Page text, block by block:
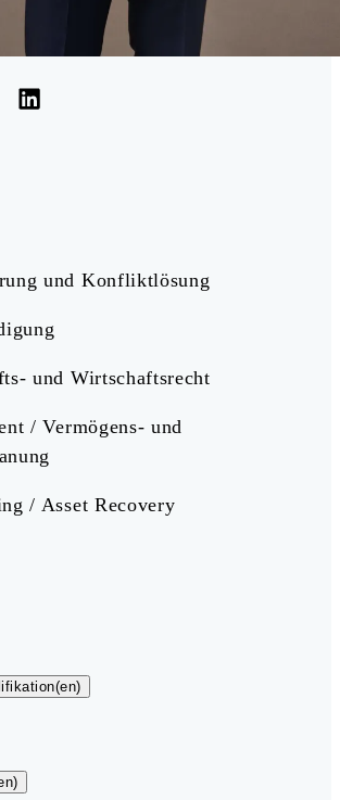
und Konfliktlösung
und Wirtschaftsrecht
/ Vermögens- und
/ Asset Recovery